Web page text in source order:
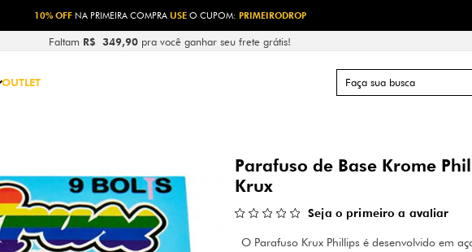
10% OFFNA PRIMEIRA COMPRA USE O CUPOM: PRIMEIRODROP
Faltam R$ 349,90 pra você ganhar seu frete grátis!
OUTLET
Parafuso de Base Krome
Krux
Seja o primeiro a avaliar
O Parafuso Krux Phillips é desenvolvido em